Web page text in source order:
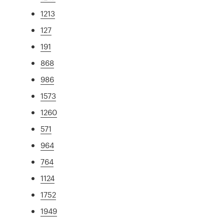
1213
127
191
868
986
1573
1260
571
964
764
1124
1752
1949